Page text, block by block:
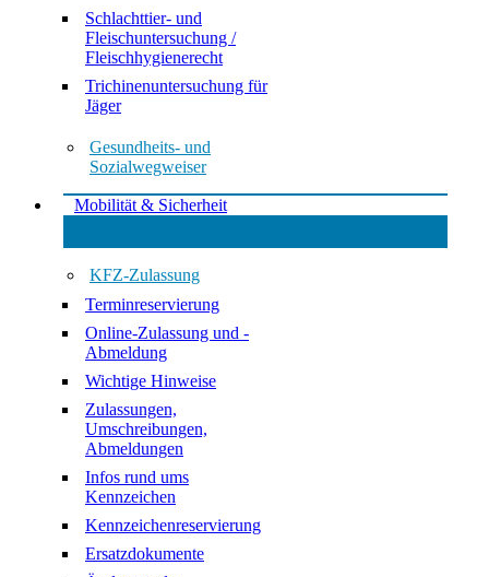
Schlachttier- und
Fleischuntersuchung /
Fleischhygienerecht
Trichinenuntersuchung für
Jäger
Gesundheits- und
Sozialwegweiser
Mobilität & Sicherheit
KFZ-Zulassung
Terminreservierung
Online-Zulassung und -
Abmeldung
Wichtige Hinweise
Zulassungen,
Umschreibungen,
Abmeldungen
Infos rund ums
Kennzeichen
Kennzeichenreservierung
Ersatzdokumente